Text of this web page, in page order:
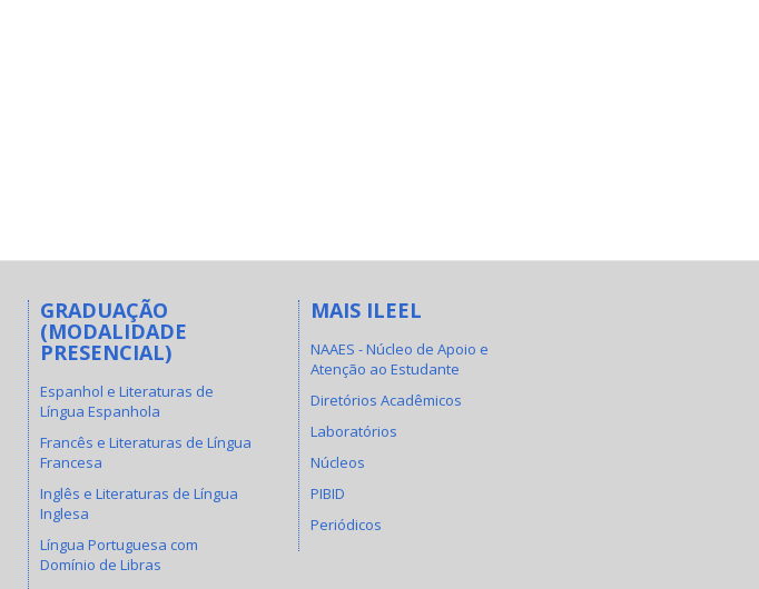
GRADUAÇÃO
(MODALIDADE
PRESENCIAL)
Espanhol e Literaturas de
Língua Espanhola
Francês e Literaturas de Língua
Francesa
Inglês e Literaturas de Língua
Inglesa
Língua Portuguesa com
Domínio de Libras
MAIS ILEEL
NAAES - Núcleo de Apoio e
Atenção ao Estudante
Diretórios Acadêmicos
Laboratórios
Núcleos
PIBID
Periódicos